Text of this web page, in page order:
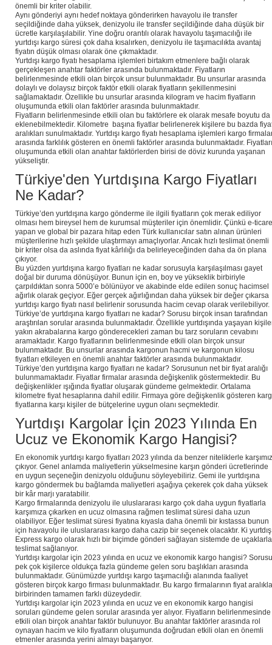
önemli bir kriter olabilir.
Aynı gönderiyi aynı hedef noktaya gönderirken havayolu ile transfer
seçildiğinde daha yüksek, denizyolu ile transfer seçildiğinde daha düşük bir
ücretle karşılaşılabilir. Yine doğru orantılı olarak havayolu taşımacılığı ile
yurtdışı kargo süresi çok daha kısalırken, denizyolu ile taşımacılıkta avantaj
fiyatın düşük olması olarak öne çıkmaktadır.
Yurtdışı kargo fiyatı hesaplama işlemleri birtakım etmenlere bağlı olarak
gerçekleşen anahtar faktörler arasında bulunmaktadır. Fiyatların
belirlenmesinde etkili olan birçok unsur bulunmaktadır. Bu unsurlar arasında
dolaylı ve dolaysız birçok faktör etkili olarak fiyatların şekillenmesini
sağlamaktadır. Özellikle bu unsurlar arasında kilogram ve hacim fiyatların
oluşumunda etkili olan faktörler arasında bulunmaktadır.
Fiyatların belirlenmesinde etkili olan bu faktörlere ek olarak mesafe boyutu da
eklenebilmektedir. Kilometre başına fiyatlar belirlenerek kişilere bu bazda
aralıkları sunulmaktadır. Yurtdışı kargo fiyatı hesaplama işlemleri kargo
arasında farklılık gösteren en önemli faktörler arasında bulunmaktadır.
oluşumunda etkili olan anahtar faktörlerden birisi de döviz kurunda yaşanan
yükseliştir.
Türkiye'den Yurtdışına Kargo Fiyatları
Ne Kadar?
Türkiye’den yurtdışına kargo gönderme ile ilgili fiyatların çok merak ediliyor
olması hem bireysel hem de kurumsal müşteriler için önemlidir. Çünkü e-
yapan ve global bir pazara hitap eden Türk kullanıcılar satın alınan ürünleri
müşterilerine hızlı şekilde ulaştırmayı amaçlıyorlar. Ancak hızlı teslimat önemli
bir kriter olsa da aslında fiyat kârlılığı da belirleyeceğinden daha da ön plana
çıkıyor.
Bu yüzden yurtdışına kargo fiyatları ne kadar sorusuyla karşılaşılması gayet
doğal bir duruma dönüşüyor. Bunun için en, boy ve yükseklik birbiriyle
çarpıldıktan sonra 5000’e bölünüyor ve akabinde elde edilen sonuç hacimsel
ağırlık olarak geçiyor. Eğer gerçek ağırlığından daha yüksek bir değer çıkarsa
yurtdışı kargo fiyatı nasıl belirlenir sorusunda hacim cevap olarak verilebiliyor.
Türkiye’de yurtdışına kargo fiyatları ne kadar? Sorusu birçok insan tarafından
araştırılan sorular arasında bulunmaktadır. Özellikle yurtdışında yaşayan
yakın akrabalarına kargo gönderecekleri zaman bu tarz soruların cevabını
aramaktadır. Kargo fiyatlarının belirlenmesinde etkili olan birçok unsur
bulunmaktadır. Bu unsurlar arasında kargonun hacmi ve kargonun kilosu
fiyatları etkileyen en önemli anahtar faktörler arasında bulunmaktadır.
Türkiye’den yurtdışına kargo fiyatları ne kadar? Sorusunun net bir fiyat aralığı
bulunmamaktadır. Fiyatlar firmalar arasında değişkenlik göstermektedir. Bu
değişkenlikler ışığında fiyatlar oluşarak gündeme gelmektedir. Ortalama
kilometre fiyat hesaplarına dahil edilir. Firmaya göre değişkenlik gösteren
fiyatlarına karşı kişiler de bütçelerine uygun olanı seçmektedir.
Yurtdışı Kargolar İçin 2023 Yılında En
Ucuz ve Ekonomik Kargo Hangisi?
En ekonomik yurtdışı kargo fiyatları 2023 yılında da benzer niteliklerle
çıkıyor. Genel anlamda maliyetlerin yükselmesine karşın gönderi ücretlerinde
en uygun seçeneğin denizyolu olduğunu söyleyebiliriz. Gemi ile yurtdışına
kargo göndermek bu bağlamda maliyetleri aşağıya çekerek çok daha yüksek
bir kâr marjı yaratabilir.
Kargo firmalarında denizyolu ile uluslararası kargo çok daha uygun fiyatlarla
karşımıza çıkarken en ucuz olmasına rağmen teslimat süresi daha uzun
olabiliyor. Eğer teslimat süresi fiyatına kıyasla daha önemli bir kıstassa bunun
için havayolu ile uluslararası kargo daha cazip bir seçenek olacaktır. Ki
Express kargo olarak hızlı bir biçimde gönderi sağlayan sistemde de uçaklarla
teslimat sağlanıyor.
Yurtdışı kargolar için 2023 yılında en ucuz ve ekonomik kargo hangisi? Sorusu
pek çok kişilerce oldukça fazla gündeme gelen soru başlıkları arasında
bulunmaktadır. Günümüzde yurtdışı kargo taşımacılığı alanında faaliyet
gösteren birçok kargo firması bulunmaktadır. Bu kargo firmalarının fiyat
birbirinden tamamen farklı düzeydedir.
Yurtdışı kargolar için 2023 yılında en ucuz ve en ekonomik kargo hangisi
soruları gündeme gelen sorular arasında yer alıyor. Fiyatların belirlenmesinde
etkili olan birçok anahtar faktör bulunuyor. Bu anahtar faktörler arasında rol
oynayan hacim ve kilo fiyatların oluşumunda doğrudan etkili olan en önemli
etmenler arasında yerini almayı başarıyor.